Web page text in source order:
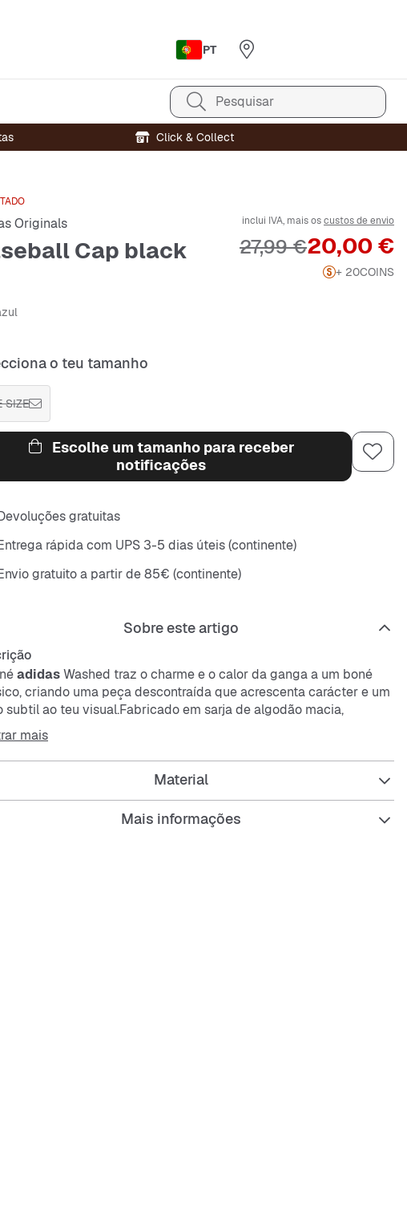
PT
Pesquisar
Click & Collect
Originals
Cap black
inclui IVA, mais oscustos de envio
Preço
20,00 €
Preço original
27,99 €
+ 20COINS
o teu tamanho
SIZE
Escolhe um tamanho para receber
notificações
gratuitas
rápida com UPS 3-5 dias úteis (continente)
gratuito a partir de 85€ (continente)
Sobre este artigo
adidasWashed traz o charme e o calor da ganga a um boné
criando uma peça descontraída que acrescenta carácter e um
subtil ao teu visual.Fabricado em sarja de algodão macia,
um fecho com argola em D na parte de trás para um ajuste
que podes ajustar com facilidade, combinando conforto
para uma utilização durante todo o dia.Com um Trevol
bordado, este boné proporciona um charme sem esforço e um
considerado, trazendo um toque desportivo e versátil aos teus
do dia a dia.
mais
Material
Mais informações